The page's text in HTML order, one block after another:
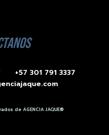
/
+57 301 791 3337
de AGENCIA JAQUE®